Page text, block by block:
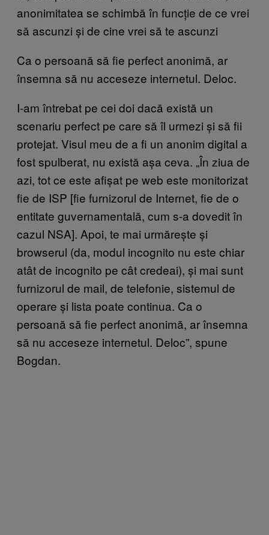
anonimitatea se schimbă în funcție de ce vrei
să ascunzi și de cine vrei să te ascunzi
Ca o persoană să fie perfect anonimă, ar
însemna să nu acceseze internetul. Deloc.
I-am întrebat pe cei doi dacă există un
scenariu perfect pe care să îl urmezi și să fii
protejat. Visul meu de a fi un anonim digital a
fost spulberat, nu există așa ceva. „În ziua de
azi, tot ce este afișat pe web este monitorizat
fie de ISP [fie furnizorul de Internet, fie de o
entitate guvernamentală, cum s-a dovedit în
cazul NSA]. Apoi, te mai urmărește și
browserul (da, modul incognito nu este chiar
atât de incognito pe cât credeai), și mai sunt
furnizorul de mail, de telefonie, sistemul de
operare și lista poate continua. Ca o
persoană să fie perfect anonimă, ar însemna
să nu acceseze internetul. Deloc”, spune
Bogdan.